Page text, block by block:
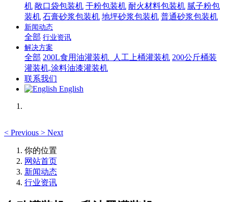
机 敞口袋包装机 干粉包装机 耐火材料包装机 腻子粉包
装机 石膏砂浆包装机 地坪砂浆包装机 普通砂浆包装机
新闻动态
全部 行业资讯
解决方案
全部 200L食用油灌装机_人工上桶灌装机 200公斤桶装
灌装机,涂料油漆灌装机
联系我们
English
< Previous > Next
你的位置
网站首页
新闻动态
行业资讯